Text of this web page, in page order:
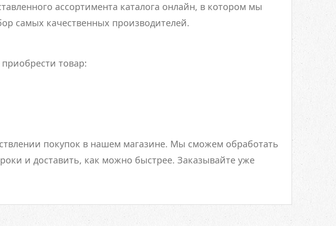
ассортимента каталога онлайн, в котором мы
самых качественных производителей.
товар:
покупок в нашем магазине. Мы сможем обработать
и доставить, как можно быстрее. Заказывайте уже